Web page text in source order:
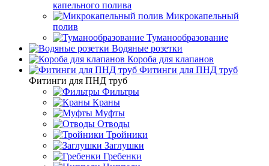
капельного полива
Микрокапельный
полив
Туманообразование
Водяные розетки
Короба для клапанов
Фитинги для ПНД труб
Фитинги для ПНД труб
Фильтры
Краны
Муфты
Отводы
Тройники
Заглушки
Гребенки